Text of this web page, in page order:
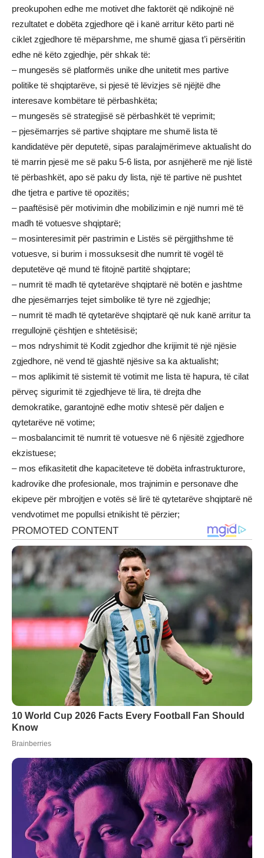
preokupohen edhe me motivet dhe faktorët që ndikojnë në
rezultatet e dobëta zgjedhore që i kanë arritur këto parti në
ciklet zgjedhore të mëparshme, me shumë gjasa t’i përsëritin
edhe në këto zgjedhje, për shkak të:
– mungesës së platformës unike dhe unitetit mes partive
politike të shqiptarëve, si pjesë të lëvizjes së njëjtë dhe
interesave kombëtare të përbashkëta;
– mungesës së strategjisë së përbashkët të veprimit;
– pjesëmarrjes së partive shqiptare me shumë lista të
kandidatëve për deputetë, sipas paralajmërimeve aktualisht do
të marrin pjesë me së paku 5-6 lista, por asnjëherë me një listë
të përbashkët, apo së paku dy lista, një të partive në pushtet
dhe tjetra e partive të opozitës;
– paaftësisë për motivimin dhe mobilizimin e një numri më të
madh të votuesve shqiptarë;
– mosinteresimit për pastrimin e Listës së përgjithshme të
votuesve, si burim i mossuksesit dhe numrit të vogël të
deputetëve që mund të fitojnë partitë shqiptare;
– numrit të madh të qytetarëve shqiptarë në botën e jashtme
dhe pjesëmarrjes tejet simbolike të tyre në zgjedhje;
– numrit të madh të qytetarëve shqiptarë që nuk kanë arritur ta
rregullojnë çështjen e shtetësisë;
– mos ndryshimit të Kodit zgjedhor dhe krijimit të një njësie
zgjedhore, në vend të gjashtë njësive sa ka aktualisht;
– mos aplikimit të sistemit të votimit me lista të hapura, të cilat
përveç sigurimit të zgjedhjeve të lira, të drejta dhe
demokratike, garantojnë edhe motiv shtesë për daljen e
qytetarëve në votime;
– mosbalancimit të numrit të votuesve në 6 njësitë zgjedhore
ekzistuese;
– mos efikasitetit dhe kapaciteteve të dobëta infrastrukturore,
kadrovike dhe profesionale, mos trajnimin e personave dhe
ekipeve për mbrojtjen e votës së lirë të qytetarëve shqiptarë në
vendvotimet me popullsi etnikisht të përzier;